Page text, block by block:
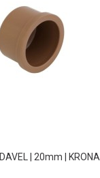
| 20mm | KRONA